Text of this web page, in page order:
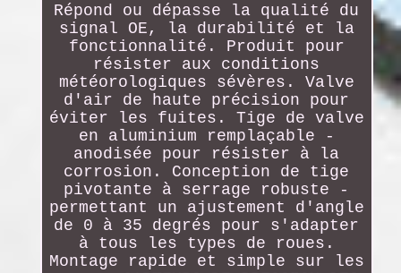
Répond ou dépasse la qualité du
signal OE, la durabilité et la
fonctionnalité. Produit pour
résister aux conditions
météorologiques sévères. Valve
d'air de haute précision pour
éviter les fuites. Tige de valve
en aluminium remplaçable -
anodisée pour résister à la
corrosion. Conception de tige
pivotante à serrage robuste -
permettant un ajustement d'angle
de 0 à 35 degrés pour s'adapter
à tous les types de roues.
Montage rapide et simple sur les